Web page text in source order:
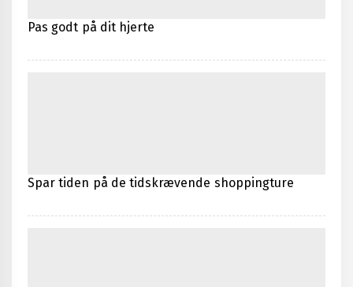
Pas godt på dit hjerte
Spar tiden på de tidskrævende shoppingture